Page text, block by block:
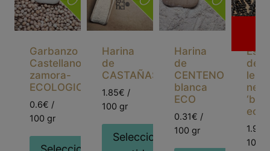
Garbanzo
Castellano
zamora-
ECOLOGICO
0.6€ /
100 gr
Harina
de
CASTAÑAS
1.85€ /
100 gr
Seleccionar
Harina
de
CENTENO
blanca
ECO
0.31€ /
100 gr
de
1.9€ /
100